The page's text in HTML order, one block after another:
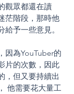
觀眾都還在讀
茫階段，那時他
予一些意見。
因為YouTuber的
片的次數，因此
，但又要持續出
他需要花大量工